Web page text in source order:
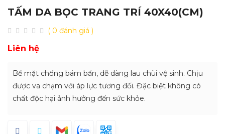
TẤM DA BỌC TRANG TRÍ 40X40(CM)
( 0 đánh giá )
Liên hệ
Bề mặt chống bám bẩn, dễ dàng lau chùi vệ sinh. Chịu
được va chạm với áp lực tương đối. Đặc biệt không có
chất độc hại ảnh hưởng đến sức khỏe.